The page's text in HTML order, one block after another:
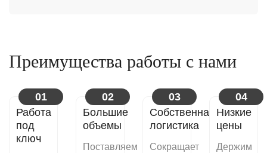
Преимущества работы с нами
01
Работа
под
ключ
02
Большие
объемы
Поставляем
03
Собственная
логистика
Сокращает
04
Низкие
цены
Держим